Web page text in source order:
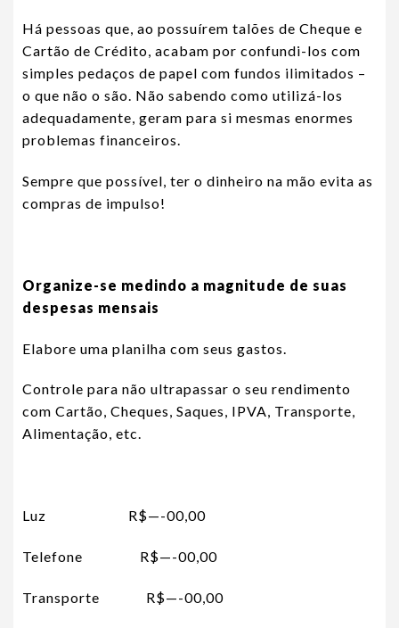
Há pessoas que, ao possuírem talões de Cheque e
Cartão de Crédito, acabam por confundi-los com
simples pedaços de papel com fundos ilimitados –
o que não o são. Não sabendo como utilizá-los
adequadamente, geram para si mesmas enormes
problemas financeiros.
Sempre que possível, ter o dinheiro na mão evita as
compras de impulso!
Organize-se medindo a magnitude de suas
despesas mensais
Elabore uma planilha com seus gastos.
Controle para não ultrapassar o seu rendimento
com Cartão, Cheques, Saques, IPVA, Transporte,
Alimentação, etc.
Luz R$—-00,00
Telefone R$—-00,00
Transporte R$—-00,00